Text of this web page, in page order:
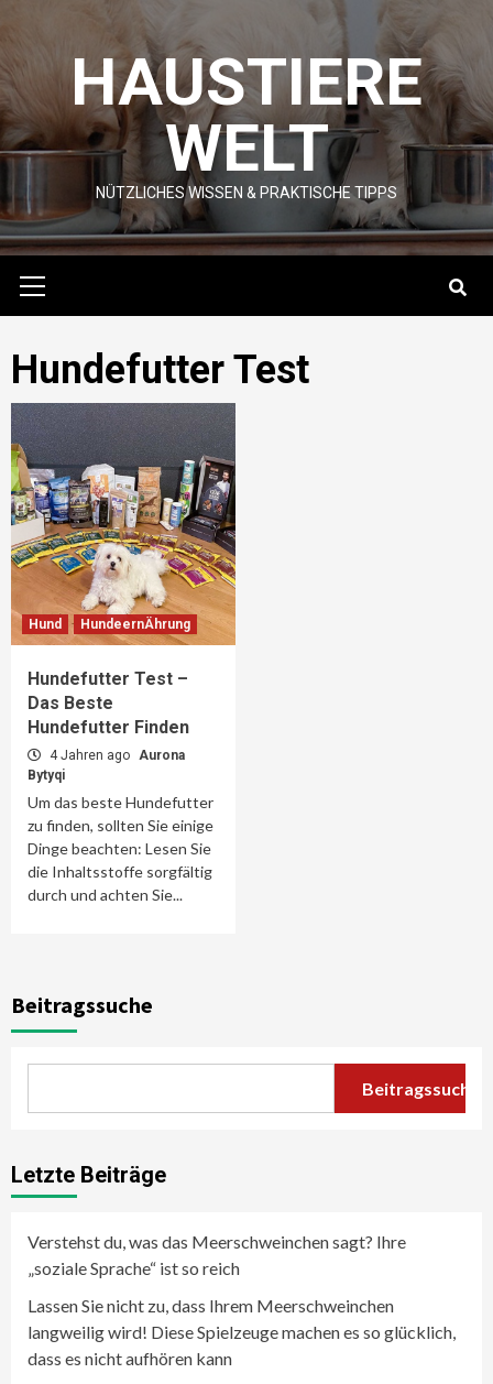
content HAUSTIERE
WELT
NÜTZLICHES WISSEN & PRAKTISCHE TIPPS
Menu
Hundefutter Test
Hund HundeernÄhrung
Hundefutter Test –
Das Beste
Hundefutter Finden
4 Jahren ago Aurona
Bytyqi
Um das beste Hundefutter
zu finden, sollten Sie einige
Dinge beachten: Lesen Sie
die Inhaltsstoffe sorgfältig
durch und achten Sie...
Beitragssuche
Beitragssuche
Letzte Beiträge
Verstehst du, was das Meerschweinchen sagt? Ihre
„soziale Sprache“ ist so reich
Lassen Sie nicht zu, dass Ihrem Meerschweinchen
langweilig wird! Diese Spielzeuge machen es so glücklich,
dass es nicht aufhören kann